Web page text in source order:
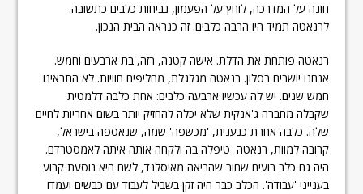
חונה על המדרכה, לוחץ על הפעמון, נביחות כלבים כתשובה.
לרנאטה תמיד היו הרבה כלבים. זה כנראה הבית הנכון.
רנאטה פותחת את הדלת. אישה קטנה, רזה, בת ארבעים וחמש.
אנחנו יושבים בסלון. רנאטה מגלגלת, מחליפים חוויות. לא התראינו
חמש שנים. יש לה עכשיו ארבעה כלבים: אחת כלבה דלמטית
שקבלה מחברה ג'אנקית שלא יכלה להחזיק יותר בשום אחריות לחיים
שלה. כלבה אחרת כנענית, 'מכשפה' שמה, שנאספה בישראל,
קרובה למוות, רנאטה טיפלה בה ולקחה אותה איתה לאמסטרדם.
היה גם כלב רועים שחור שהביאה מאיסלנד, לשם היא נוסעת קבוע
בענייני 'עבודה'. הכלב כבר היה זקן בשביל לעבוד עם כבשים ועמדו